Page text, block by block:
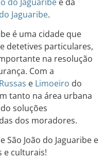
Jaguaribe.
é uma cidade que
detetives particulares,
na resolução
Com a
Russas e Limoeiro do
tanto na área urbana
soluções
dos moradores.
São João do Jaguaribe e
e culturais!